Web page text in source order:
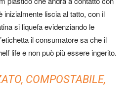
inizialmente liscia al tatto, con il
si liquefa evidenziando le
il consumatore sa che il
life e non può più essere ingerito.
COMPOSTABILE,